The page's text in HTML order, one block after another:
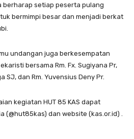
berharap setiap peserta pulang
bermimpi besar dan menjadi berkat
undangan juga berkesempatan
bersama Rm. Fx. Sugiyana Pr,
SJ, dan Rm. Yuvensius Deny Pr.
kegiatan HUT 85 KAS dapat
(@hut85kas) dan website (kas.or.id) .